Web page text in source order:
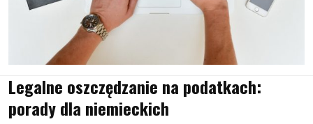
Legalne oszczędzanie na podatkach:
porady dla niemieckich